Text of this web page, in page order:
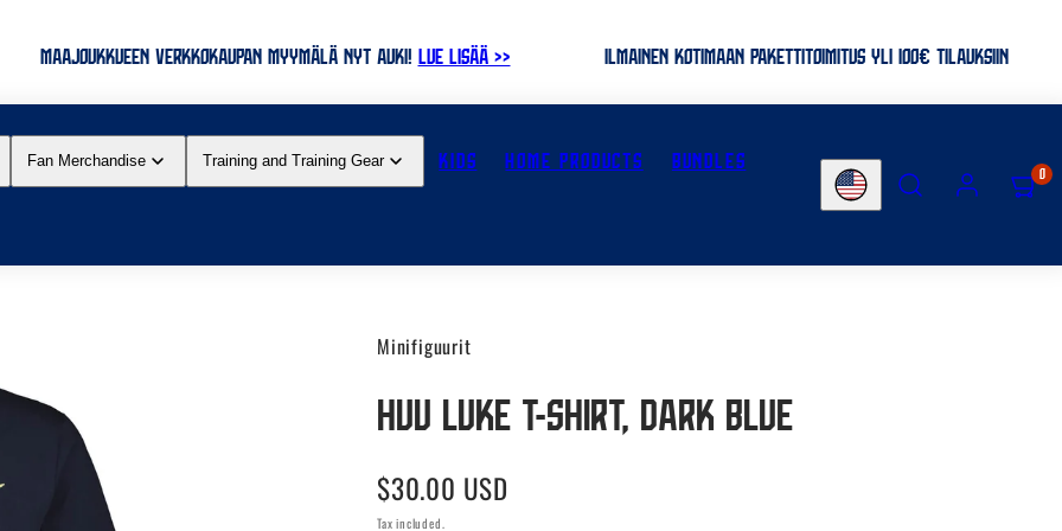
MAAJOUKKUEEN VERKKOKAUPAN MYYMÄLÄ NYT AUKI! LUE LISÄÄ >> ILMAINEN KOTIMAAN PAKETTITOIMITUS YLI 100€ TILAUKSIIN
Fan Merchandise Training and Training Gear KIDS HOME PRODUCTS BUNDLES
Country/region
SEARCH ACCOUNTVIEW
MY
(0)
0
Minifiguurit
HUU Luke t-shirt, Dark blue
Regular
price
$30.00 USD
Tax included.